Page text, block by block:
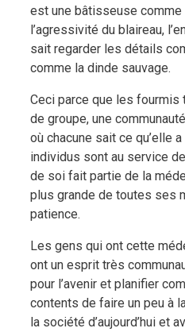
est une bâtisseuse comme
l’agressivité du blaireau,
sait regarder les détails
comme la dinde sauvage.
Ceci parce que les fourmis
de groupe, une
où chacune sait ce qu’elle
individus sont au service
de soi fait partie de la
plus grande de toutes ses
patience.
Les gens qui ont cette
ont un esprit très
pour l’avenir et planifier
contents de faire un peu à
la société d’aujourd’hui et